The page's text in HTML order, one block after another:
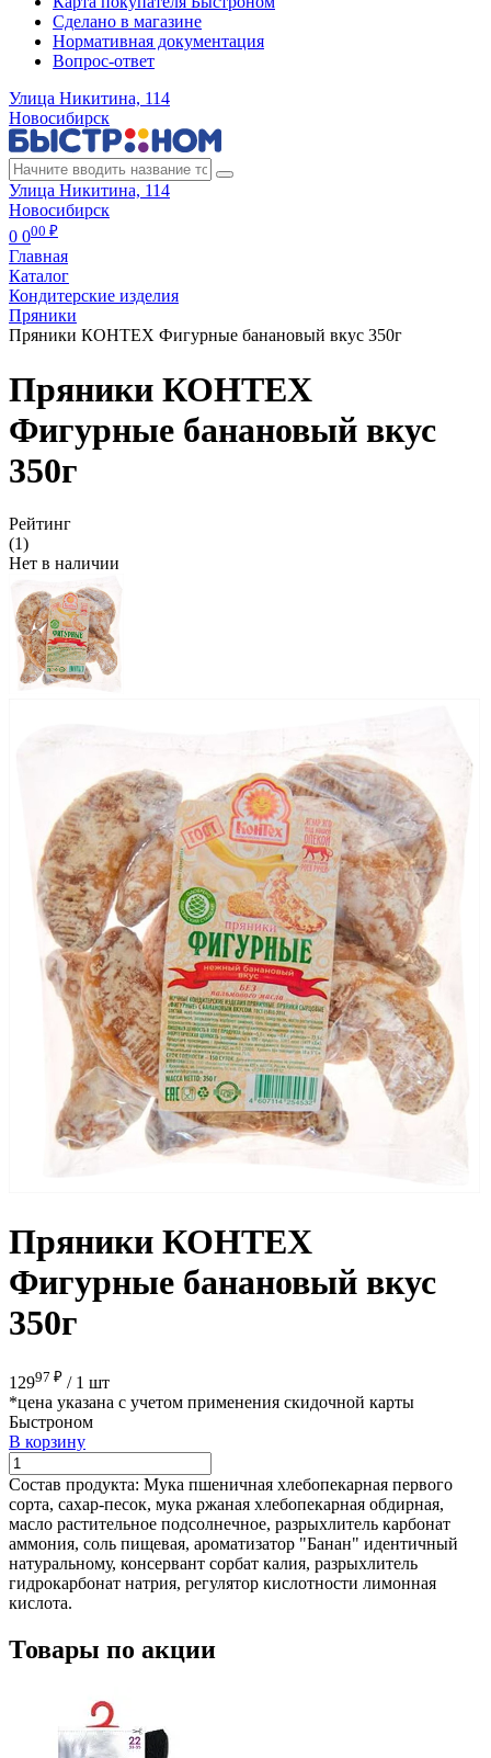
Сделано в магазине
Нормативная документация
Вопрос-ответ
Улица Никитина, 114
Новосибирск
Улица Никитина, 114
Новосибирск
0 000 ₽
Главная
Каталог
Кондитерские изделия
Пряники
Пряники КОНТЕХ Фигурные банановый вкус 350г
Пряники КОНТЕХ
Фигурные банановый вкус
350г
Рейтинг
(1)
Нет в наличии
Пряники КОНТЕХ
Фигурные банановый вкус
350г
12997 ₽ / 1 шт
*цена указана с учетом применения скидочной карты
Быстроном
В корзину
Состав продукта: Мука пшеничная хлебопекарная первого
сорта, сахар-песок, мука ржаная хлебопекарная обдирная,
масло растительное подсолнечное, разрыхлитель карбонат
аммония, соль пищевая, ароматизатор "Банан" идентичный
натуральному, консервант сорбат калия, разрыхлитель
гидрокарбонат натрия, регулятор кислотности лимонная
кислота.
Товары по акции